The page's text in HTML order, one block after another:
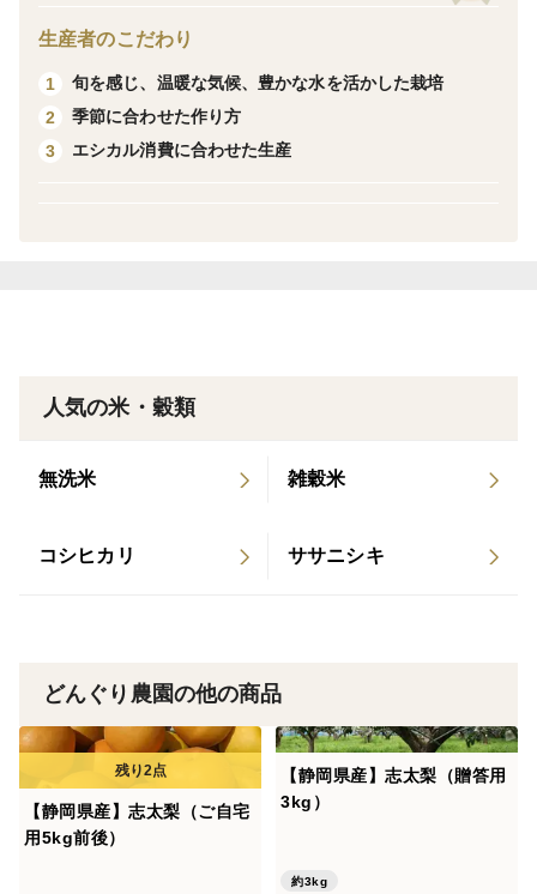
用せずに栽培しています。
【微粒粉末】
大変キメの細かい均一な微粒粉末（メッシュ200）に仕
となめらかで口どけの良い食感をお楽しみ頂けます。ラ
感が楽しめます。
ちもちした独特の食感に仕上がります。
事に加え、パリパリ感、サクサク感が向上する為、ヘル
３．ダマができにくい
グルテンがないため、水に溶けやすく、ダマができにく
い為、お料理の作業性が大変良いです。また、ふるう必
生産者のこだわり
1
旬を感じ、温暖な気候、豊かな水を活かした栽培
2
季節に合わせた作り方
3
エシカル消費に合わせた生産
人気の米・穀類
無洗米 雑穀米
コシヒカリ ササニシキ
どんぐり農園の他の商品
【静岡県産】志太梨（ご自宅
用5kg前後）
【静岡県産】志太梨（贈答用
3kg）
約3kg